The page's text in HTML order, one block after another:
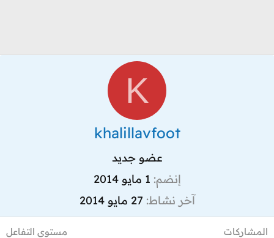
K
khalillavfoot
عضو جديد
إنضم 1 مايو 2014
آخر نشاط 27 مايو 2014
المشاركات مستوى التفاعل